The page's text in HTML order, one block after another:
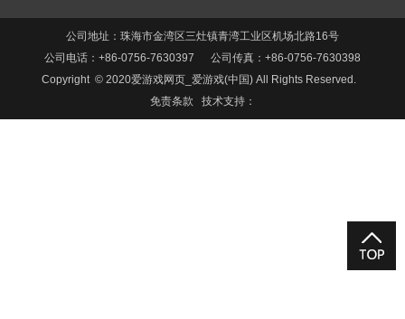
公司地址：珠海市金湾区三灶镇青湾工业区机场北路16号
公司电话：+86-0756-7630397 公司传真：+86-0756-7630398
Copyright © 2020爱游戏网页_爱游戏(中国) All Rights Reserved.
免责条款 技术支持：